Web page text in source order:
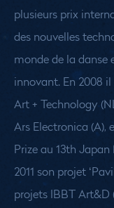
plusieurs prix
des nouvelles
monde de la danse
innovant. En 2008
Art + Technology
Ars Electronica (A),
Prize au 13th
2011 son projet
projets IBBT Art&D